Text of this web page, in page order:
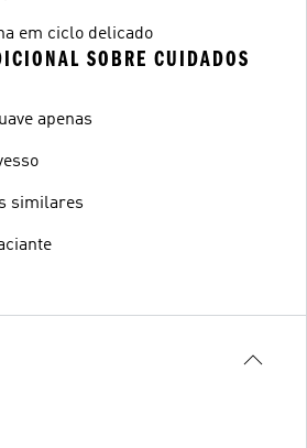
em ciclo delicado
SOBRE CUIDADOS
apenas
similares